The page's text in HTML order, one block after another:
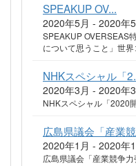
SPEAKUP OV...
2020年5月 - 2020年
SPEAKUP OVERSEAS
について思うこと」世
NHKスペシャル「
2020年3月 - 2020年
NHKスペシャル「2020
広島県議会「産業
2020年1月 - 2020年
広島県議会「産業競争